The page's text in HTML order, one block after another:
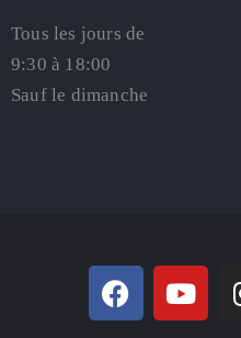
Tous les jours de
9:30 à 18:00
Sauf le dimanche